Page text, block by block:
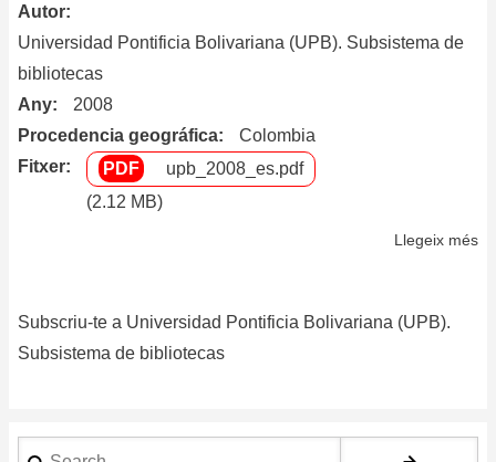
Autor
Universidad Pontificia Bolivariana (UPB). Subsistema de
bibliotecas
Any
2008
Procedencia geográfica
Colombia
Fitxer
upb_2008_es.pdf
(2.12 MB)
Llegeix més
Subscriu-te a Universidad Pontificia Bolivariana (UPB).
Subsistema de bibliotecas
Search